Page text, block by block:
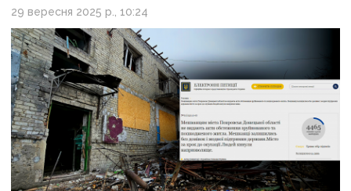
29 вересня 2025 р., 10:24